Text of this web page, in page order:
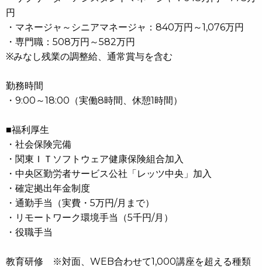
円
・マネージャ～シニアマネージャ：840万円～1,076万円
・専門職：508万円～582万円
※みなし残業の調整給、通常賞与を含む
勤務時間
・9:00～18:00（実働8時間、休憩1時間）
■福利厚生
・社会保険完備
・関東ＩＴソフトウェア健康保険組合加入
・中央区勤労者サービス公社「レッツ中央」加入
・確定拠出年金制度
・通勤手当（実費・5万円/月まで）
・リモートワーク環境手当（5千円/月）
・役職手当
教育研修 ※対面、WEB合わせて1,000講座を超える種類